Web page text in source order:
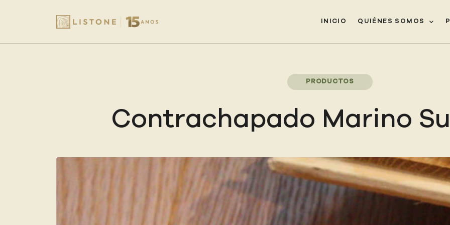
INICIO QUIÉNES SOMOS
PRODUCTOS
Contrachapado Marino